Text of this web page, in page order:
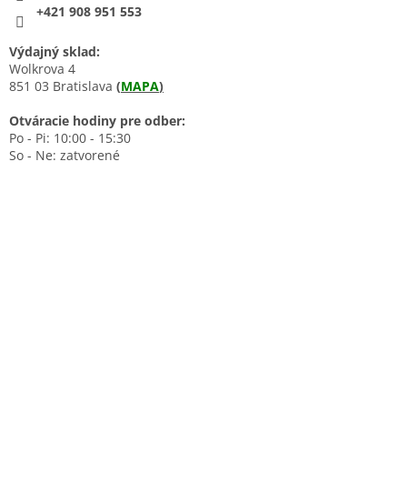
+421 908 951 553
Výdajný sklad:
Wolkrova 4
851 03 Bratislava (MAPA)
Otváracie hodiny pre odber:
Po - Pi: 10:00 - 15:30
So - Ne: zatvorené